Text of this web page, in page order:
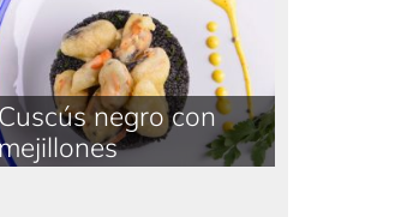
negro con